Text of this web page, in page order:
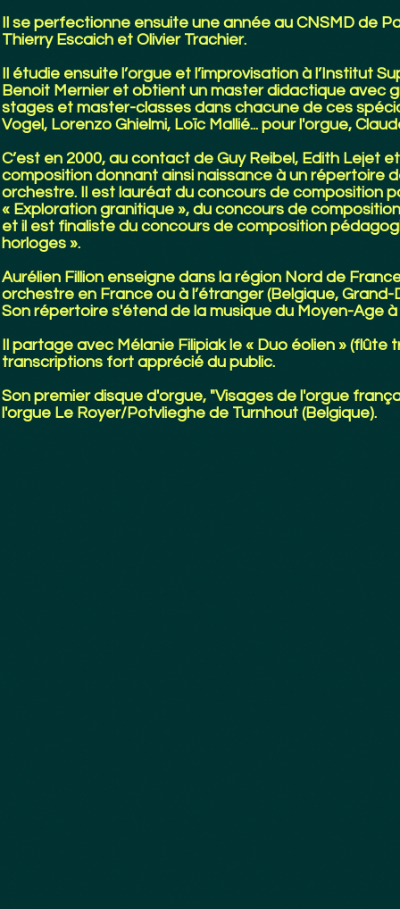
Il se perfectionne ensuite une année au CNSMD de
Thierry Escaich et Olivier Trachier.
Il étudie ensuite l’orgue et l’improvisation à l’Institut
Benoit Mernier et obtient un master didactique avec
stages et master-classes dans chacune de ces
Vogel, Lorenzo Ghielmi, Loïc Mallié... pour l'orgue,
C’est en 2000, au contact de Guy Reibel, Edith Lejet
composition donnant ainsi naissance à un répertoire
orchestre. Il est lauréat du concours de composition
« Exploration granitique », du concours de
et il est finaliste du concours de composition
horloges ».
Aurélien Fillion enseigne dans la région Nord de
orchestre en France ou à l’étranger (Belgique,
Son répertoire s'étend de la musique du Moyen-Age
Il partage avec Mélanie Filipiak le « Duo éolien »
transcriptions fort apprécié du public.
Son premier disque d'orgue, "Visages de l'orgue
l'orgue Le Royer/Potvlieghe de Turnhout (Belgique).